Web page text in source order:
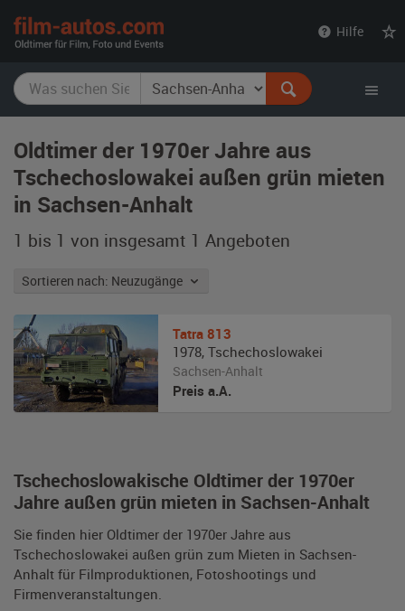
Hilfe
Oldtimer der 1970er Jahre aus
Tschechoslowakei außen grün mieten
in Sachsen-Anhalt
1 bis 1 von insgesamt 1 Angeboten
Sortieren nach: Neuzugänge
Tschechoslowakische Oldtimer der 1970er
Jahre außen grün mieten in Sachsen-Anhalt
Sie finden hier Oldtimer der 1970er Jahre aus
Tschechoslowakei außen grün zum Mieten in Sachsen-
Anhalt für Filmproduktionen, Fotoshootings und
Firmenveranstaltungen.
Tatra 813
1978, Tschechoslowakei
Sachsen-Anhalt
Preis a.A.